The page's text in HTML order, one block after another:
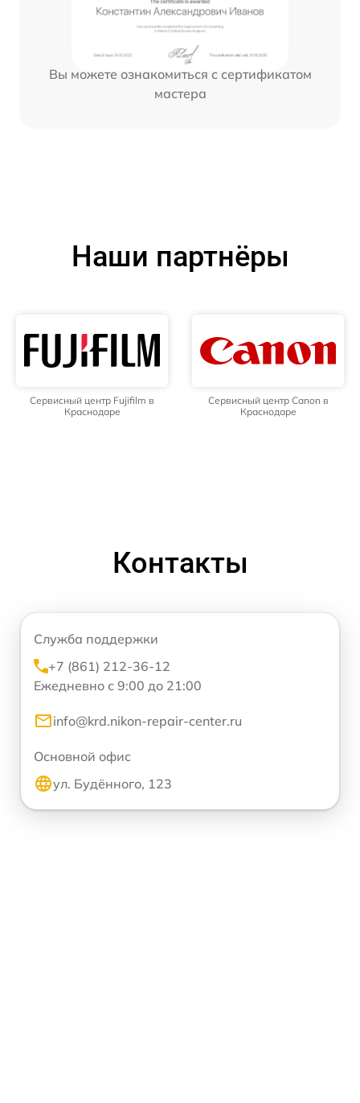
Вы можете ознакомиться с сертификатом
мастера
Наши партнёры
Сервисный центр Fujifilm в
Краснодаре
Сервисный центр Canon в
Краснодаре
Контакты
Служба поддержки
+7 (861) 212-36-12
Ежедневно с 9:00 до 21:00
info@krd.nikon-repair-center.ru
Основной офис
ул. Будённого, 123